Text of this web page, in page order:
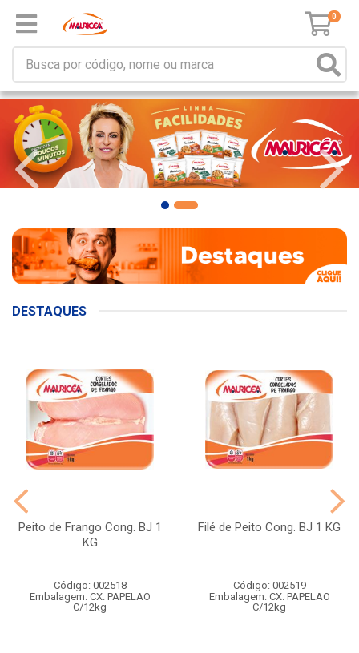
0
DESTAQUES
Peito de Frango Cong. BJ 1
KG
Código: 002518
Embalagem: CX. PAPELAO
C/12kg
Filé de Peito Cong. BJ 1 KG
Código: 002519
Embalagem: CX. PAPELAO
C/12kg